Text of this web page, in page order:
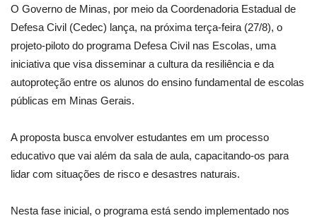
O Governo de Minas, por meio da Coordenadoria Estadual de
Defesa Civil (Cedec) lança, na próxima terça-feira (27/8), o
projeto-piloto do programa Defesa Civil nas Escolas, uma
iniciativa que visa disseminar a cultura da resiliência e da
autoproteção entre os alunos do ensino fundamental de escolas
públicas em Minas Gerais.
A proposta busca envolver estudantes em um processo
educativo que vai além da sala de aula, capacitando-os para
lidar com situações de risco e desastres naturais.
Nesta fase inicial, o programa está sendo implementado nos